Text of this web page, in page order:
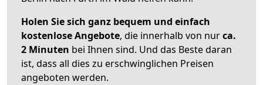
Holen Sie sich ganz bequem und einfach
kostenlose Angebote, die innerhalb von nurca.
2 Minuten bei Ihnen sind. Und das Beste daran
ist, dass all dies zu erschwinglichen Preisen
angeboten werden.